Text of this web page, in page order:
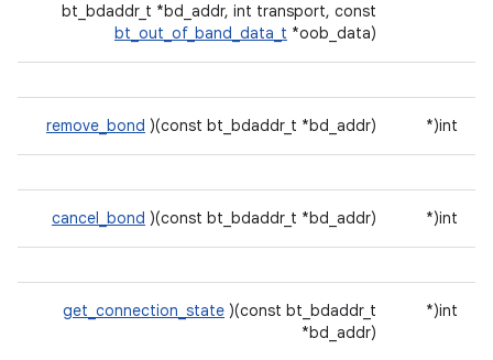
bt_bdaddr_t *bd_addr, int transport, const
bt_out_of_band_data_t *oob_data)
int(*
remove_bond )(const bt_bdaddr_t *bd_addr)
int(*
cancel_bond )(const bt_bdaddr_t *bd_addr)
int(*
get_connection_state )(const bt_bdaddr_t
*bd_addr)